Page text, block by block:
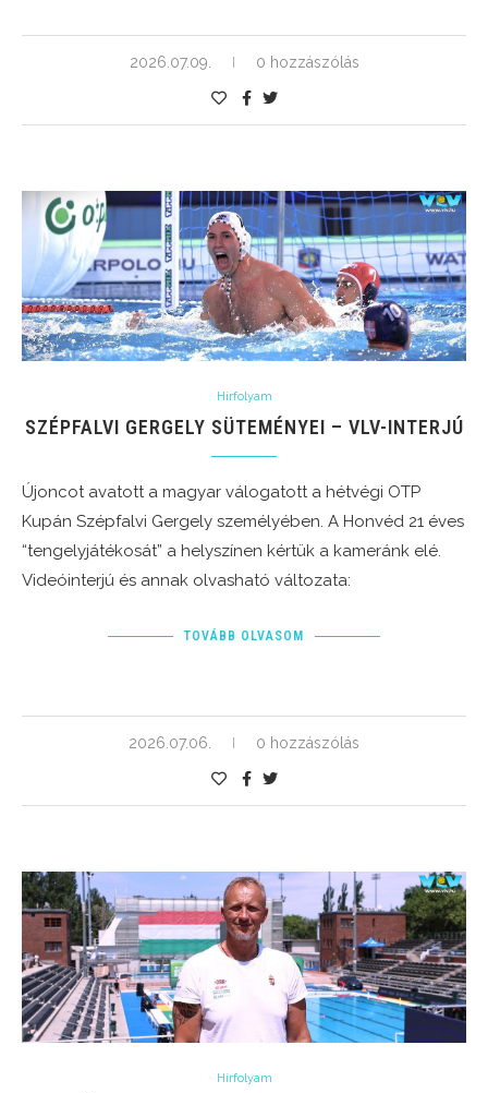
2026.07.09. 0 hozzászólás
Hírfolyam
SZÉPFALVI GERGELY SÜTEMÉNYEI – VLV-INTERJÚ
Újoncot avatott a magyar válogatott a hétvégi OTP
Kupán Szépfalvi Gergely személyében. A Honvéd 21 éves
“tengelyjátékosát” a helyszínen kértük a kameránk elé.
Videóinterjú és annak olvasható változata:
TOVÁBB OLVASOM
2026.07.06. 0 hozzászólás
Hírfolyam